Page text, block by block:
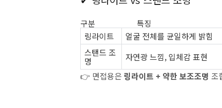
구분 특징
링라이트
얼굴 전체를 균일하게 밝힘
스탠드 조
명
자연광 느낌, 입체감 표현
👉 면접용은 링라이트 + 약한 보조조명 조